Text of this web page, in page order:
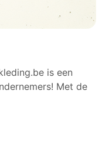
is een
Met de